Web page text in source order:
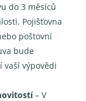
do 3 měsíců
Pojišťovna
poštovní
bude
vaší výpovědi
– V